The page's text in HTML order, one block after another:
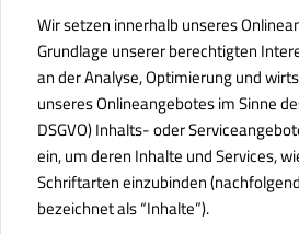
Wir setzen innerhalb unseres
Grundlage unserer berechtigten
an der Analyse, Optimierung und
unseres Onlineangebotes im Sinne
DSGVO) Inhalts- oder
ein, um deren Inhalte und Services,
Schriftarten einzubinden
bezeichnet als “Inhalte”).